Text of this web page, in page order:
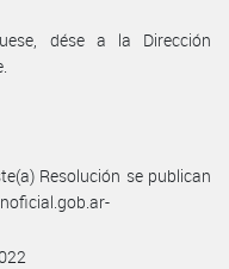
dése a la Dirección
Resolución se publican